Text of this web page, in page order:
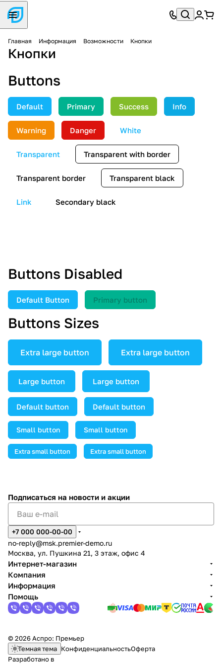
Главная Информация Возможности Кнопки
Кнопки
Buttons
Default Primary Success Info
Warning Danger White
Transparent Transparent with border
Transparent border Transparent black
Link Secondary black
Buttons Disabled
Default Button Primary button
Buttons Sizes
Extra large button Extra large button
Large button Large button
Default button Default button
Small button Small button
Extra small button Extra small button
Подписаться на новости и акции
+7 000 000-00-00
no-reply@msk.premier-demo.ru
Москва, ул. Пушкина 21, 3 этаж, офис 4
Интернет-магазин
Компания
Информация
Помощь
© 2026 Аспро: Премьер
Темная тема КонфиденциальностьОферта
Разработано в